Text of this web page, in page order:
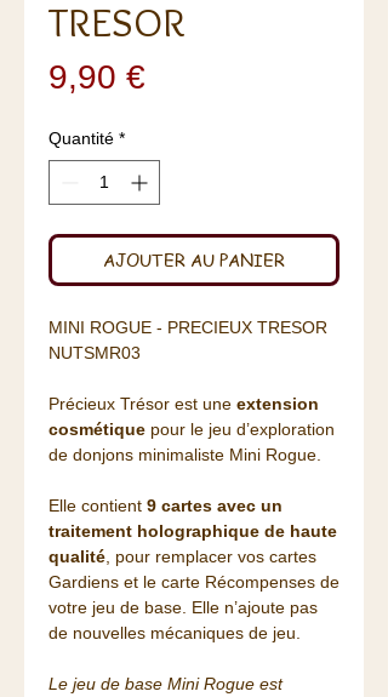
TRESOR
9,90 €
Quantité *
AJOUTER AU PANIER
MINI ROGUE - PRECIEUX TRESOR
NUTSMR03
Précieux Trésor est une extension
cosmétique pour le jeu d’exploration
de donjons minimaliste Mini Rogue.
Elle contient 9 cartes avec un
traitement holographique de haute
qualité, pour remplacer vos cartes
Gardiens et le carte Récompenses de
votre jeu de base. Elle n’ajoute pas
de nouvelles mécaniques de jeu.
Le jeu de base Mini Rogue est